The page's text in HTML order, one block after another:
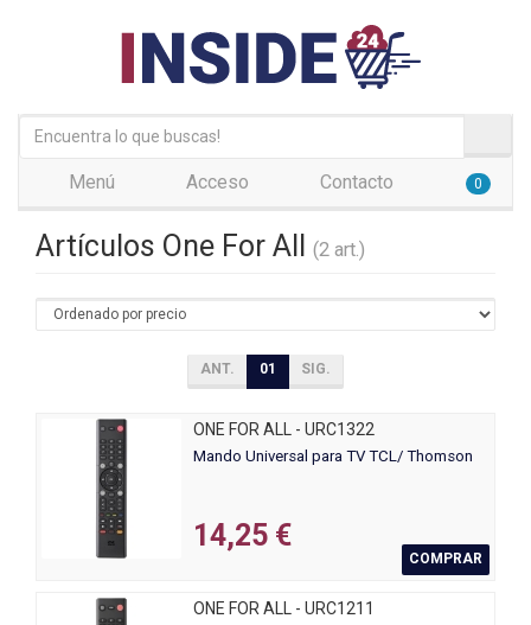
Menú Acceso Contacto 0
Artículos One For All (2 art.)
ANT. 01 SIG.
ONE FOR ALL - URC1322
Mando Universal para TV TCL/ Thomson
14,25 €
COMPRAR
ONE FOR ALL - URC1211